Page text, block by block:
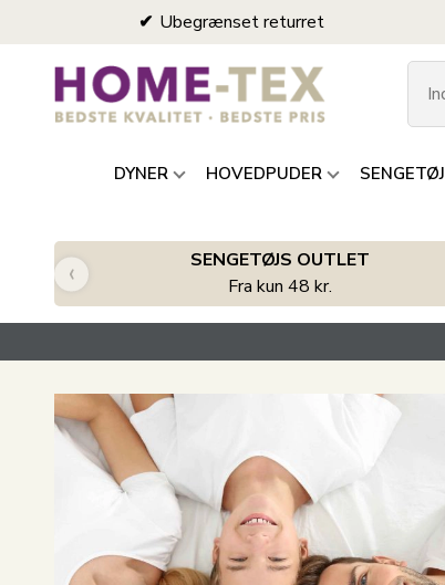
Ubegrænset returret
DYNER HOVEDPUDER SENGETØJ
SENGETØJS OUTLET
Fra kun 48 kr.
‹